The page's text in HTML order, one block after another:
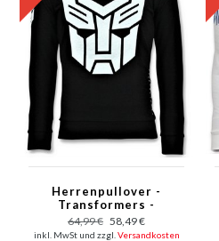
Herrenpullover -
Transformers -
Schwarz
64,99 € 58,49 €
inkl. MwSt und zzgl. Versandkosten